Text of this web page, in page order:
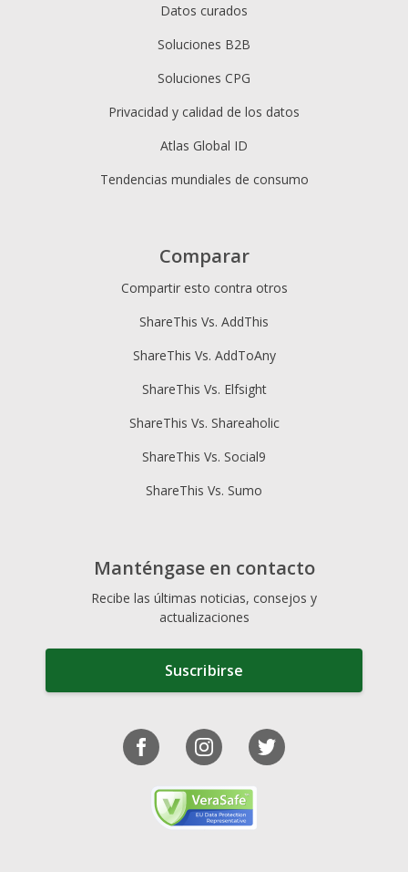
Datos curados
Soluciones B2B
Soluciones CPG
Privacidad y calidad de los datos
Atlas Global ID
Tendencias mundiales de consumo
Comparar
Compartir esto contra otros
ShareThis Vs. AddThis
ShareThis Vs. AddToAny
ShareThis Vs. Elfsight
ShareThis Vs. Shareaholic
ShareThis Vs. Social9
ShareThis Vs. Sumo
Manténgase en contacto
Recibe las últimas noticias, consejos y
actualizaciones
Suscribirse